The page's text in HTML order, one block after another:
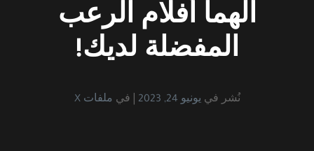
الهما أفلام الرعب
المفضلة لديك!
نُشر فييونيو 24, 2023 في ملفات X